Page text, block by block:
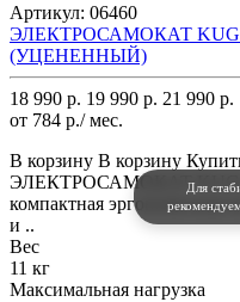
Для
Артикул: 06460
ЭЛЕКТРОСАМОКАТ
(УЦЕНЕННЫЙ)
18 990 р. 19 990 р. 21 990 р.
от 784 р./ мес.
В корзину В корзину
ЭЛЕКТРОСАМОКАТ
компактная эргономичная
и ..
Вес
11 кг
Максимальная нагрузка